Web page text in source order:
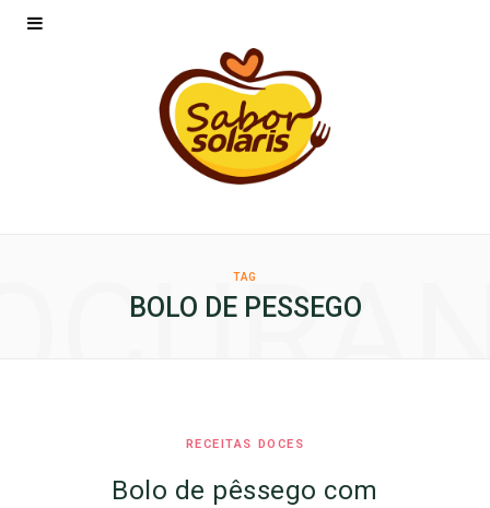
TAG
BOLO DE PESSEGO
RECEITAS DOCES
Bolo de pêssego com